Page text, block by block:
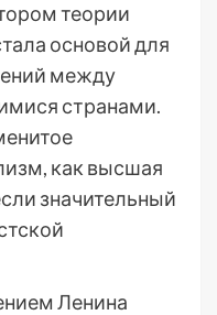
теории
основой для
между
странами.
как высшая
значительный
Ленина